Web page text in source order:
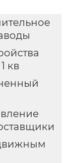
кв